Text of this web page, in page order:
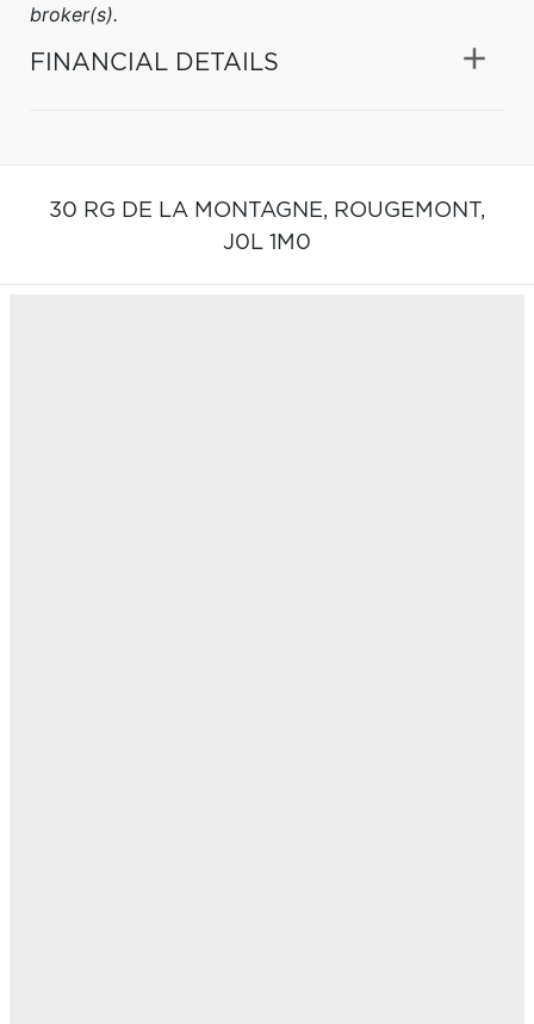
broker(s).
FINANCIAL DETAILS
30 RG DE LA MONTAGNE, ROUGEMONT,
J0L 1M0